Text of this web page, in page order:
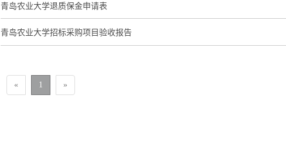
青岛农业大学退质保金申请表
青岛农业大学招标采购项目验收报告
« 1 »